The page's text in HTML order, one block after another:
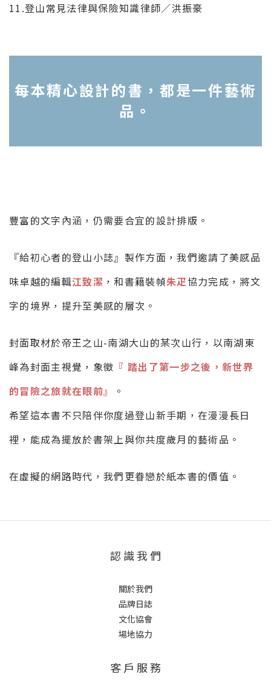
11.登山常見法律與保險知識律師／洪振豪
每本精心設計的書，都是一件藝術
品。
豐富的文字內涵，仍需要合宜的設計排版。
『給初心者的登山小誌』製作方面，我們邀請了美感品
味卓越的編輯江致潔 ，和書籍裝幀朱疋協力完成，將文
字的境界，提升至美感的層次。
封面取材於帝王之山-南湖大山的某次山行，以南湖東
峰為封面主視覺，象徵 『 踏出了第一步之後，新世界
的冒險之旅就在眼前』
。
希望這本書不只陪伴你度過登山新手期，在漫漫長日
裡，能成為擺放於書架上與你共度歲月的藝術品。
在虛擬的網路時代，我們更眷戀於紙本書的價值。
認 識 我 們
關於我們
品牌日誌
文化協會
場地協力
客 戶 服 務